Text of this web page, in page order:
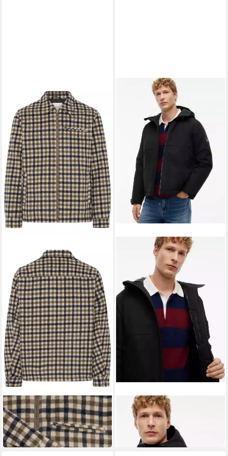
BLEND
Kurzjacke BHFIFE CHECK
JKT Kunstfaser, regular fit
99,95 €
TOMMY HILFIGER
Kurzjacke TECH HOODED
PADDED
299,90 €